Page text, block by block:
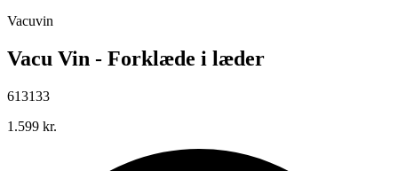
Vacuvin
Vacu Vin - Forklæde i læder
613133
1.599 kr.